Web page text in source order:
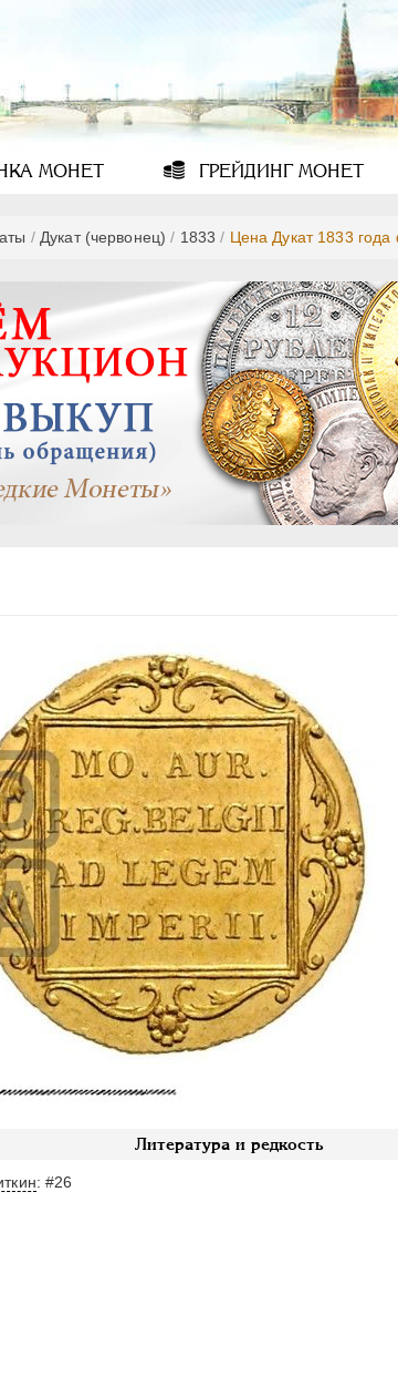
МОНЕТ ГРЕЙДИНГМОНЕТ
/ Дукат (червонец) / 1833 / Цена Дукат 1833 года
Литература и редкость
: #26